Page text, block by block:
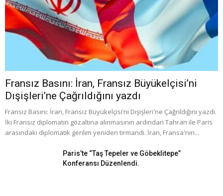
Fransız Basını: İran, Fransız Büyükelçisi’ni
Dışişleri’ne Çağrıldığını yazdı
Fransız Basını: İran, Fransız Büyükelçisi’ni Dışişleri'ne Çağrıldığını yazdı.
İki Fransız diplomatın gözaltına alınmasının ardından Tahran ile Paris
arasındaki diplomatik gerilim yeniden tırmandı. İran, Fransa'nın...
Paris’te “Taş Tepeler ve Göbeklitepe”
Konferansı Düzenlendi.